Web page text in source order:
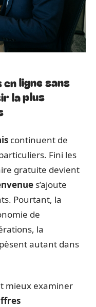
ligne sans
la plus
continuent de
Fini les
gratuite devient
s’ajoute
Pourtant, la
de
la
pèsent autant dans
mieux examiner